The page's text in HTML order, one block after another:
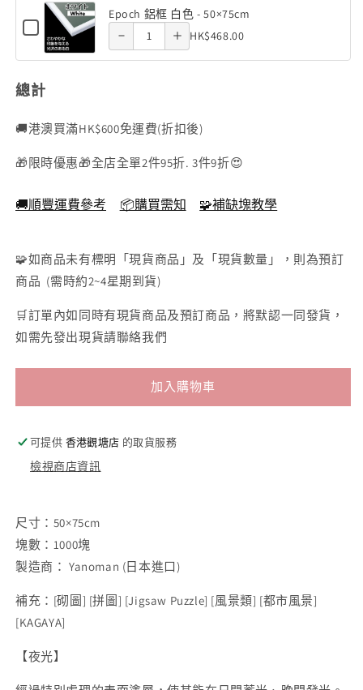
塊)
色
50×75cm
黑
色
鋁
黑
50×75cm
50×75cm 50×75cm
Checkbox
for
Epoch
框
白
-
Epoch 鋁框 白色 - 50×75cm
Quantity
of
色
50×75cm
of Epoch of Epoch
HK$468.00
總計
🚚港澳買滿HK$600免運費(折扣後)
🎁限時優惠🎁全店全單2件95折. 3件9折😍
🚚順豐運費參考 📦購買需知 🧩補缺塊教學
🧩如商品未有標明「現貨商品」及「現貨數量」，則為預訂
商品 (需時約2~4星期到貨)
🛒訂單內如同時有現貨商品及預訂商品，將默認一同發貨，
如需先發出現貨請聯絡我們
加入購物車
可提供 香港觀塘店 的取貨服務
檢視商店資訊
尺寸：50×75cm
塊數：1000塊
製造商： Yanoman (日本進口)
補充： [砌圖] [拼圖] [Jigsaw Puzzle] [風景類] [都市風景]
[KAGAYA]
【夜光】